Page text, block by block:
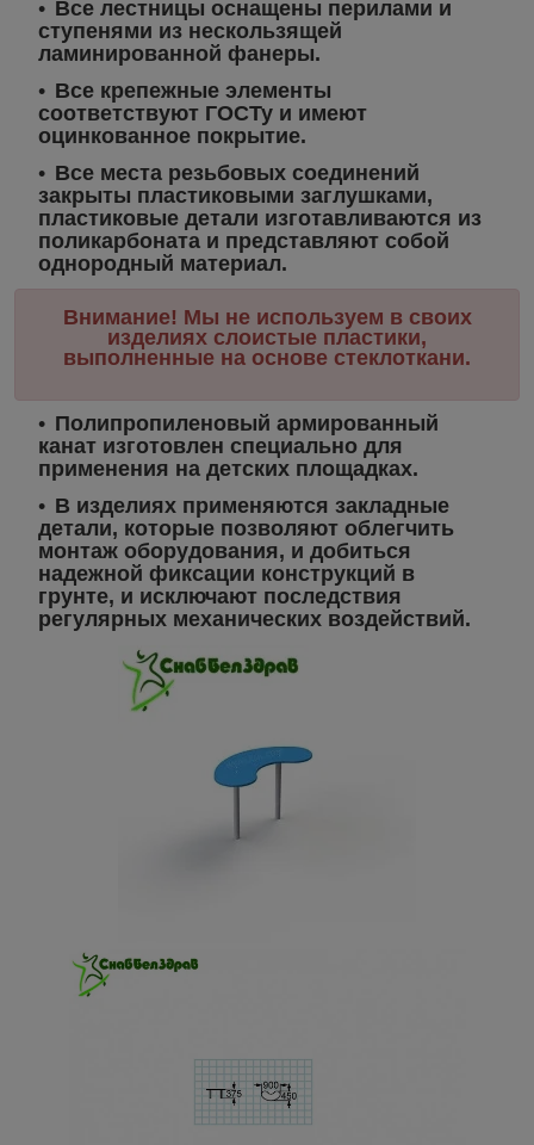
Все лестницы оснащены перилами и
ступенями из нескользящей
ламинированной фанеры.
Все крепежные элементы
соответствуют ГОСТу и имеют
оцинкованное покрытие.
Все места резьбовых соединений
закрыты пластиковыми заглушками,
пластиковые детали изготавливаются из
поликарбоната и представляют собой
однородный материал.
Внимание! Мы не используем в своих
изделиях слоистые пластики,
выполненные на основе стеклоткани.
Полипропиленовый армированный
канат изготовлен специально для
применения на детских площадках.
В изделиях применяются закладные
детали, которые позволяют облегчить
монтаж оборудования, и добиться
надежной фиксации конструкций в
грунте, и исключают последствия
регулярных механических воздействий.